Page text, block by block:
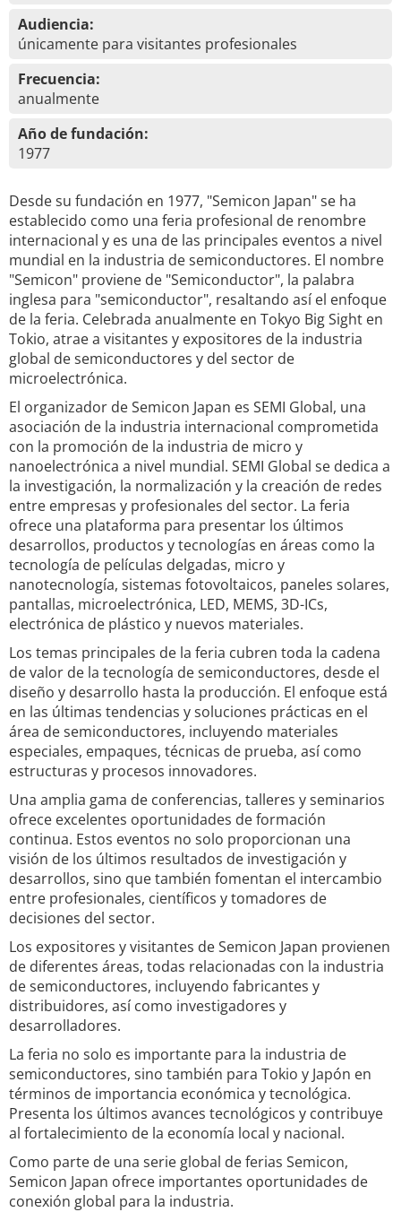
Audiencia:
únicamente para visitantes profesionales
Frecuencia:
anualmente
Año de fundación:
1977
Desde su fundación en 1977, "Semicon Japan" se ha
establecido como una feria profesional de renombre
internacional y es una de las principales eventos a nivel
mundial en la industria de semiconductores. El nombre
"Semicon" proviene de "Semiconductor", la palabra
inglesa para "semiconductor", resaltando así el enfoque
de la feria. Celebrada anualmente en Tokyo Big Sight en
Tokio, atrae a visitantes y expositores de la industria
global de semiconductores y del sector de
microelectrónica.
El organizador de Semicon Japan es SEMI Global, una
asociación de la industria internacional comprometida
con la promoción de la industria de micro y
nanoelectrónica a nivel mundial. SEMI Global se dedica a
la investigación, la normalización y la creación de redes
entre empresas y profesionales del sector. La feria
ofrece una plataforma para presentar los últimos
desarrollos, productos y tecnologías en áreas como la
tecnología de películas delgadas, micro y
nanotecnología, sistemas fotovoltaicos, paneles solares,
pantallas, microelectrónica, LED, MEMS, 3D-ICs,
electrónica de plástico y nuevos materiales.
Los temas principales de la feria cubren toda la cadena
de valor de la tecnología de semiconductores, desde el
diseño y desarrollo hasta la producción. El enfoque está
en las últimas tendencias y soluciones prácticas en el
área de semiconductores, incluyendo materiales
especiales, empaques, técnicas de prueba, así como
estructuras y procesos innovadores.
Una amplia gama de conferencias, talleres y seminarios
ofrece excelentes oportunidades de formación
continua. Estos eventos no solo proporcionan una
visión de los últimos resultados de investigación y
desarrollos, sino que también fomentan el intercambio
entre profesionales, científicos y tomadores de
decisiones del sector.
Los expositores y visitantes de Semicon Japan provienen
de diferentes áreas, todas relacionadas con la industria
de semiconductores, incluyendo fabricantes y
distribuidores, así como investigadores y
desarrolladores.
La feria no solo es importante para la industria de
semiconductores, sino también para Tokio y Japón en
términos de importancia económica y tecnológica.
Presenta los últimos avances tecnológicos y contribuye
al fortalecimiento de la economía local y nacional.
Como parte de una serie global de ferias Semicon,
Semicon Japan ofrece importantes oportunidades de
conexión global para la industria.